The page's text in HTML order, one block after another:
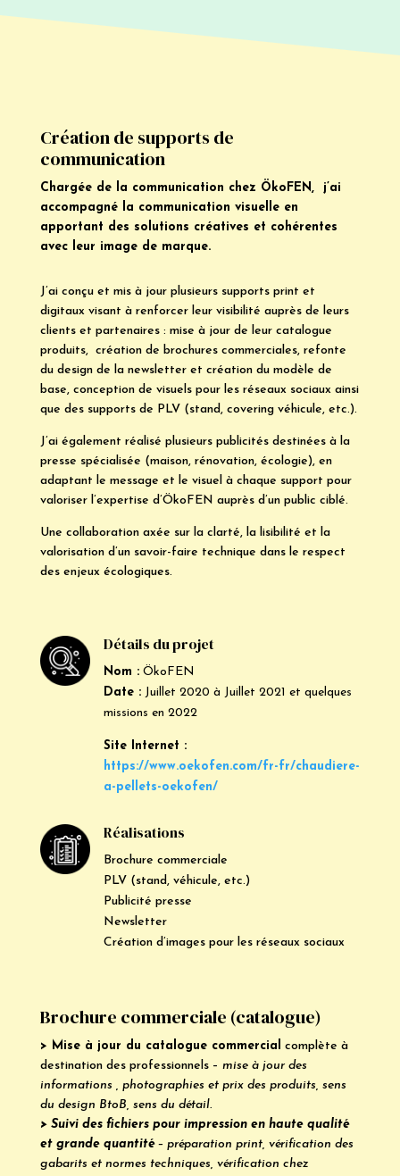
Création de supports de
communication
Chargée de la communication chez ÖkoFEN, j’ai
accompagné la communication visuelle en
apportant des solutions créatives et cohérentes
avec leur image de marque.
J’ai conçu et mis à jour plusieurs supports print et
digitaux visant à renforcer leur visibilité auprès de leurs
clients et partenaires : mise à jour de leur catalogue
produits, création de brochures commerciales, refonte
du design de la newsletter et création du modèle de
base, conception de visuels pour les réseaux sociaux ainsi
que des supports de PLV (stand, covering véhicule, etc.).
J’ai également réalisé plusieurs publicités destinées à la
presse spécialisée (maison, rénovation, écologie), en
adaptant le message et le visuel à chaque support pour
valoriser l’expertise d’ÖkoFEN auprès d’un public ciblé.
Une collaboration axée sur la clarté, la lisibilité et la
valorisation d’un savoir-faire technique dans le respect
des enjeux écologiques.
Détails du projet
Nom :ÖkoFEN
Date :Juillet 2020 à Juillet 2021 et quelques
missions en 2022
Site Internet :
https://www.oekofen.com/fr-fr/chaudiere-
a-pellets-oekofen/
Réalisations
Brochure commerciale
PLV (stand, véhicule, etc.)
Publicité presse
Newsletter
Création d’images pour les réseaux sociaux
Brochure commerciale (catalogue)
> Mise à jour du catalogue commercial complète à
destination des professionnels – mise à jour des
informations , photographies et prix des produits, sens
du design BtoB, sens du détail.
> Suivi des fichiers pour impression en haute qualité
et grande quantité– préparation print, vérification des
gabarits et normes techniques, vérification chez